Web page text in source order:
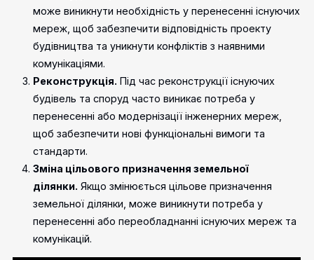
може виникнути необхідність у перенесенні існуючих
мереж, щоб забезпечити відповідність проекту
будівництва та уникнути конфліктів з наявними
комунікаціями.
Реконструкція. Під час реконструкції існуючих
будівель та споруд часто виникає потреба у
перенесенні або модернізації інженерних мереж,
щоб забезпечити нові функціональні вимоги та
стандарти.
Зміна цільового призначення земельної
ділянки. Якщо змінюється цільове призначення
земельної ділянки, може виникнути потреба у
перенесенні або переобладнанні існуючих мереж та
комунікацій.